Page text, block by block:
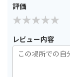
評価
レビュー内容